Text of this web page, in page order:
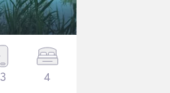
3 4